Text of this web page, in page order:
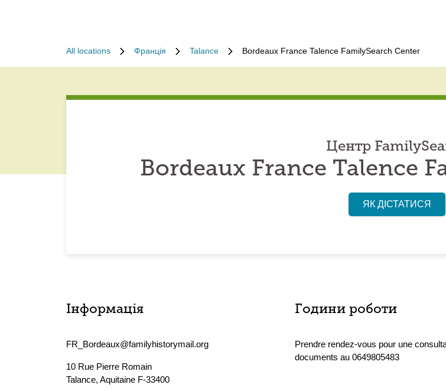
All locations Франція Talance Bordeaux France Talence FamilySearch Center
Центр
Bordeaux France Talence
ЯК ДІСТАТИСЯ
Інформація
FR_Bordeaux@familyhistorymail.org
10 Rue Pierre Romain
Talance, Aquitaine F-33400
Години роботи
Prendre rendez-vous pour une
documents au 0649805483